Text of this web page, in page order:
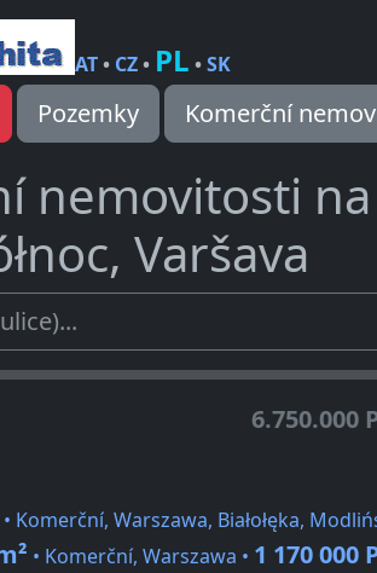
AT• CZ• PL •SK
Pozemky Komerční
nemovitosti
Varšava
6.750.000
• Komerční, Warszawa, Białołęka,
• Komerční, Warszawa • 1 170 000